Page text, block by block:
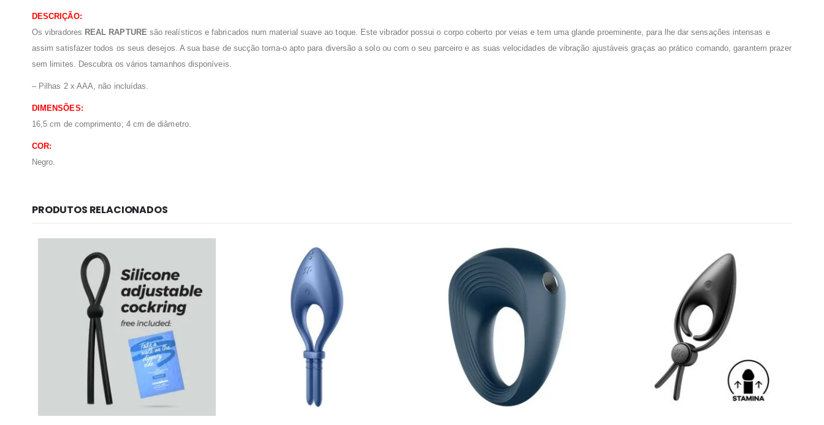
DESCRIÇÃO:
Os vibradores REAL RAPTURE são realísticos e fabricados num material suave ao toque. Este vibrador possui o corpo coberto por veias e tem uma glande proeminente, para lhe dar sensações intensas e
assim satisfazer todos os seus desejos. A sua base de sucção torna-o apto para diversão a solo ou com o seu parceiro e as suas velocidades de vibração ajustáveis graças ao prático comando, garantem prazer
sem limites. Descubra os vários tamanhos disponíveis.
– Pilhas 2 x AAA, não incluídas.
DIMENSÕES:
16,5 cm de comprimento; 4 cm de diâmetro.
COR:
Negro.
PRODUTOS RELACIONADOS
Apoio ao cliente
Contactos
Login
Redes Sociais